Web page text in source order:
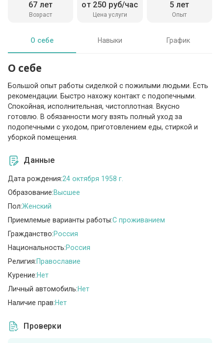
Возраст
67 лет
Цена услуги
от 250 руб/час
Опыт
5 лет
О себе Навыки График
О себе
Большой опыт работы сиделкой с пожилыми людьми. Есть
рекомендации. Быстро нахожу контакт с подопечными.
Спокойная, исполнительная, чистоплотная. Вкусно
готовлю. В обязанности могу взять полный уход за
подопечными с уходом, приготовлением еды, стиркой и
уборкой помещения.
Данные
Дата рождения:24 октября 1958 г.
Образование:Высшее
Пол:Женский
Приемлемые варианты работы:C проживанием
Гражданство:Россия
Национальность:Россия
Религия:Православие
Курение:Нет
Личный автомобиль:Нет
Наличие прав:Нет
Проверки